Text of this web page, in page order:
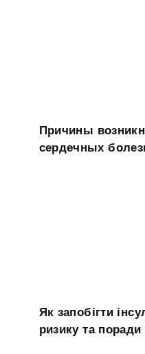
Причины
сердечных
Як запобігти
ризику та поради